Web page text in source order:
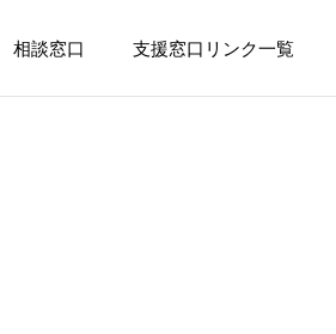
相談窓口 支援窓口リンク一覧